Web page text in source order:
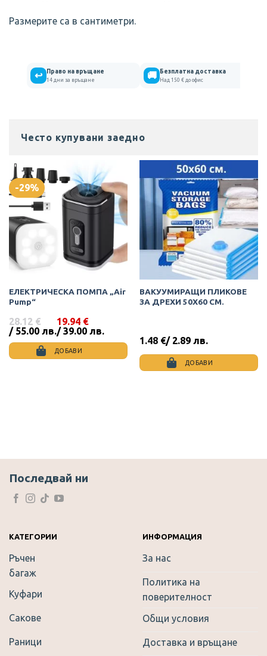
Размерите са в сантиметри.
↩ Право на връщане
14 дни за връщане 🚚 Безплатна доставка
Над 150 € до офис
Често купувани заедно
-29%
ЕЛЕКТРИЧЕСКА ПОМПА „Air
Pump“
28.12 €
/ 55.00 лв.
Original
price
was:
28.12 €
19.94 €
/ 39.00 лв.
Текущата
цена
е:
19.94 €
ДОБАВИ
ВАКУУМИРАЩИ ПЛИКОВЕ
ЗА ДРЕХИ 50Х60 СМ.
1.48 €/ 2.89 лв.
ДОБАВИ
Последвай ни
КАТЕГОРИИ
Ръчен
багаж
Куфари
Сакове
Раници
ИНФОРМАЦИЯ
За нас
Политика на
поверителност
Общи условия
Доставка и връщане